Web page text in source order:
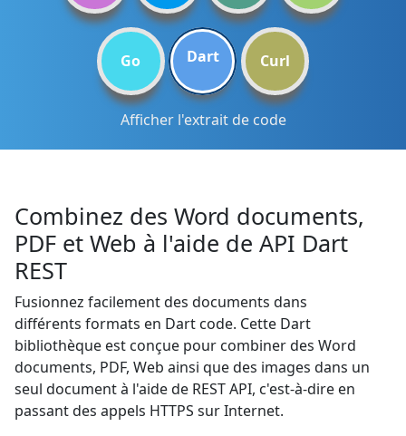
Go Dart Curl
Afficher l'extrait de code
Combinez des Word documents,
PDF et Web à l'aide de API Dart
REST
Fusionnez facilement des documents dans
différents formats en Dart code. Cette Dart
bibliothèque est conçue pour combiner des Word
documents, PDF, Web ainsi que des images dans un
seul document à l'aide de REST API, c'est-à-dire en
passant des appels HTTPS sur Internet.